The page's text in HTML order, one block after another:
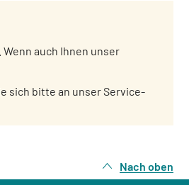
auch Ihnen unser
sich bitte an unser Service-
Nach oben